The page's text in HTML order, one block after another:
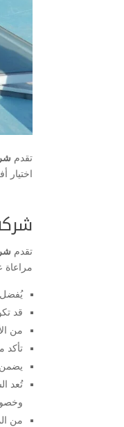
تقدم
تقدم
مراعاة
يُفضل
قد
من
تأكد
يضمن
تُعد
من